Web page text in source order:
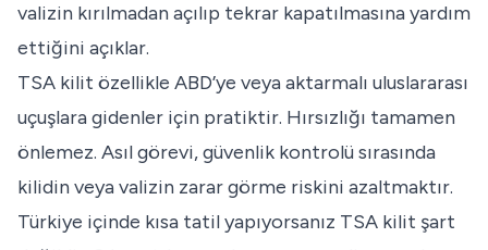
valizin kırılmadan açılıp tekrar kapatılmasına yardım
ettiğini açıklar.
TSA kilit özellikle ABD’ye veya aktarmalı uluslararası
uçuşlara gidenler için pratiktir. Hırsızlığı tamamen
önlemez. Asıl görevi, güvenlik kontrolü sırasında
kilidin veya valizin zarar görme riskini azaltmaktır.
Türkiye içinde kısa tatil yapıyorsanız TSA kilit şart